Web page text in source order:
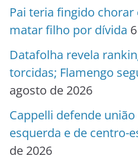
Pai teria fingido
matar filho por dívida
Datafolha revela
torcidas; Flamengo
agosto de 2026
Cappelli defende
esquerda e de centro-
de 2026